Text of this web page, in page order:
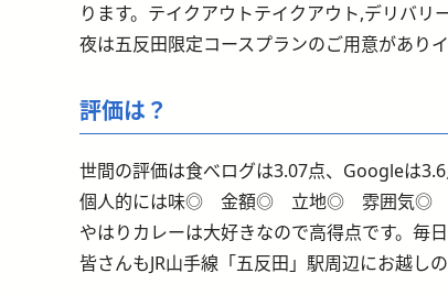
ります。テイクアウトテイクアウト,デリバリ
夜は五反田限定コースプランのご用意があり
評価は？
世間の評価は食べログは3.07点、Googleは3.6
個人的には味◎ 金額◎ 立地◎ 雰囲気◎
やはりカレーは大好きなので高得点です。毎
皆さんもJR山手線「五反田」駅周辺にお越し